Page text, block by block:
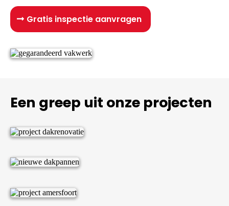
Gratis inspectie aanvragen
Een greep uit onze projecten